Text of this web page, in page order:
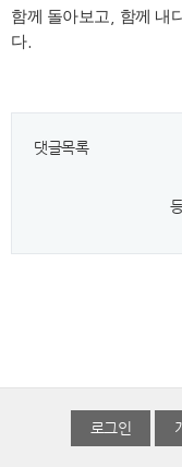
함께 돌아보고 함께 내
다.
댓글목록
로그인